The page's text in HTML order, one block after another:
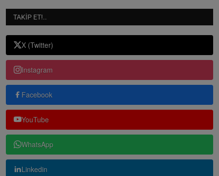
TAKIP ET!..
X (Twitter)
Instagram
Facebook
YouTube
WhatsApp
Linkedin